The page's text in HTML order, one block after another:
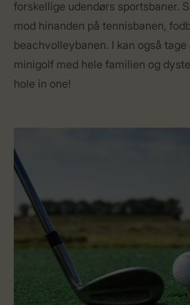
forskellige udendørs sportsbaner.
mod hinanden på tennisbanen,
beachvolleybanen. I kan også
minigolf med hele familien og
hole in one!